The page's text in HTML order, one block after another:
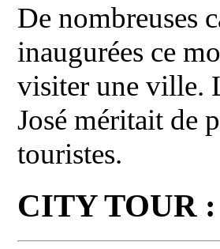
De nombreuses
inaugurées ce
visiter une ville.
José méritait de
touristes.
CITY TOUR